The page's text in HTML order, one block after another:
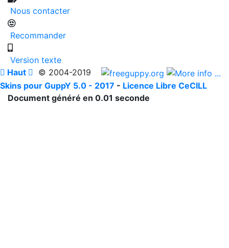
Nous contacter
Recommander
Version texte
 Haut  © 2004-2019
Skins pour GuppY 5.0 - 2017 - Licence Libre CeCILL
Document généré en 0.01 seconde